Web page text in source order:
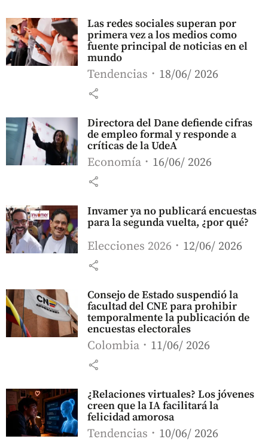
Las redes sociales superan por
primera vez a los medios como
fuente principal de noticias en el
mundo
Tendencias 18/06/ 2026
share
Directora del Dane defiende cifras
de empleo formal y responde a
críticas de la UdeA
Economía 16/06/ 2026
share
Invamer ya no publicará encuestas
para la segunda vuelta, ¿por qué?
Elecciones 2026 12/06/ 2026
share
Consejo de Estado suspendió la
facultad del CNE para prohibir
temporalmente la publicación de
encuestas electorales
Colombia 11/06/ 2026
share
¿Relaciones virtuales? Los jóvenes
creen que la IA facilitará la
felicidad amorosa
Tendencias 10/06/ 2026